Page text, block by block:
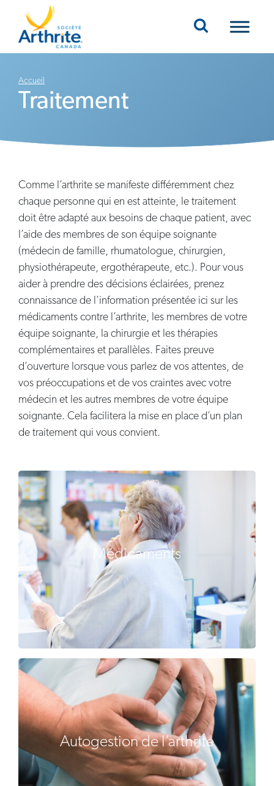
Mobile Navigation
Accueil
Traitement
Comme l’arthrite se manifeste différemment chez
chaque personne qui en est atteinte, le traitement
doit être adapté aux besoins de chaque patient, avec
l’aide des membres de son équipe soignante
(médecin de famille, rhumatologue, chirurgien,
physiothérapeute, ergothérapeute, etc.). Pour vous
aider à prendre des décisions éclairées, prenez
connaissance de l’information présentée ici sur les
médicaments contre l’arthrite, les membres de votre
équipe soignante, la chirurgie et les thérapies
complémentaires et parallèles. Faites preuve
d’ouverture lorsque vous parlez de vos attentes, de
vos préoccupations et de vos craintes avec votre
médecin et les autres membres de votre équipe
soignante. Cela facilitera la mise en place d’un plan
de traitement qui vous convient.
Médicaments
Autogestion de l’arthrite